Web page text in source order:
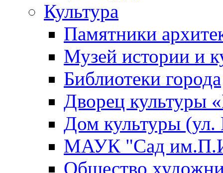
Культура
Памятники
Музей истории и
Библиотеки города
Дворец культуры
Дом культуры (ул.
МАУК "Сад
Общество